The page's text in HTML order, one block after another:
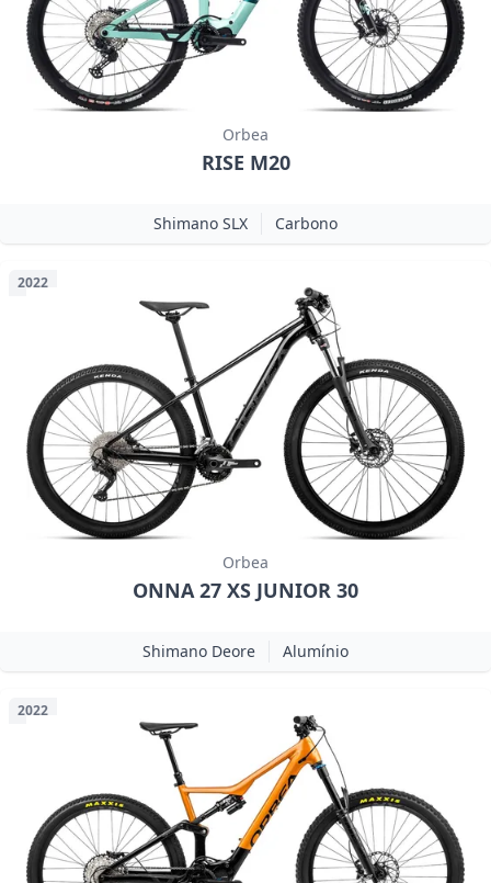
Orbea
RISE M20
Shimano SLX Carbono
2022
Orbea
ONNA 27 XS JUNIOR 30
Shimano Deore Alumínio
2022